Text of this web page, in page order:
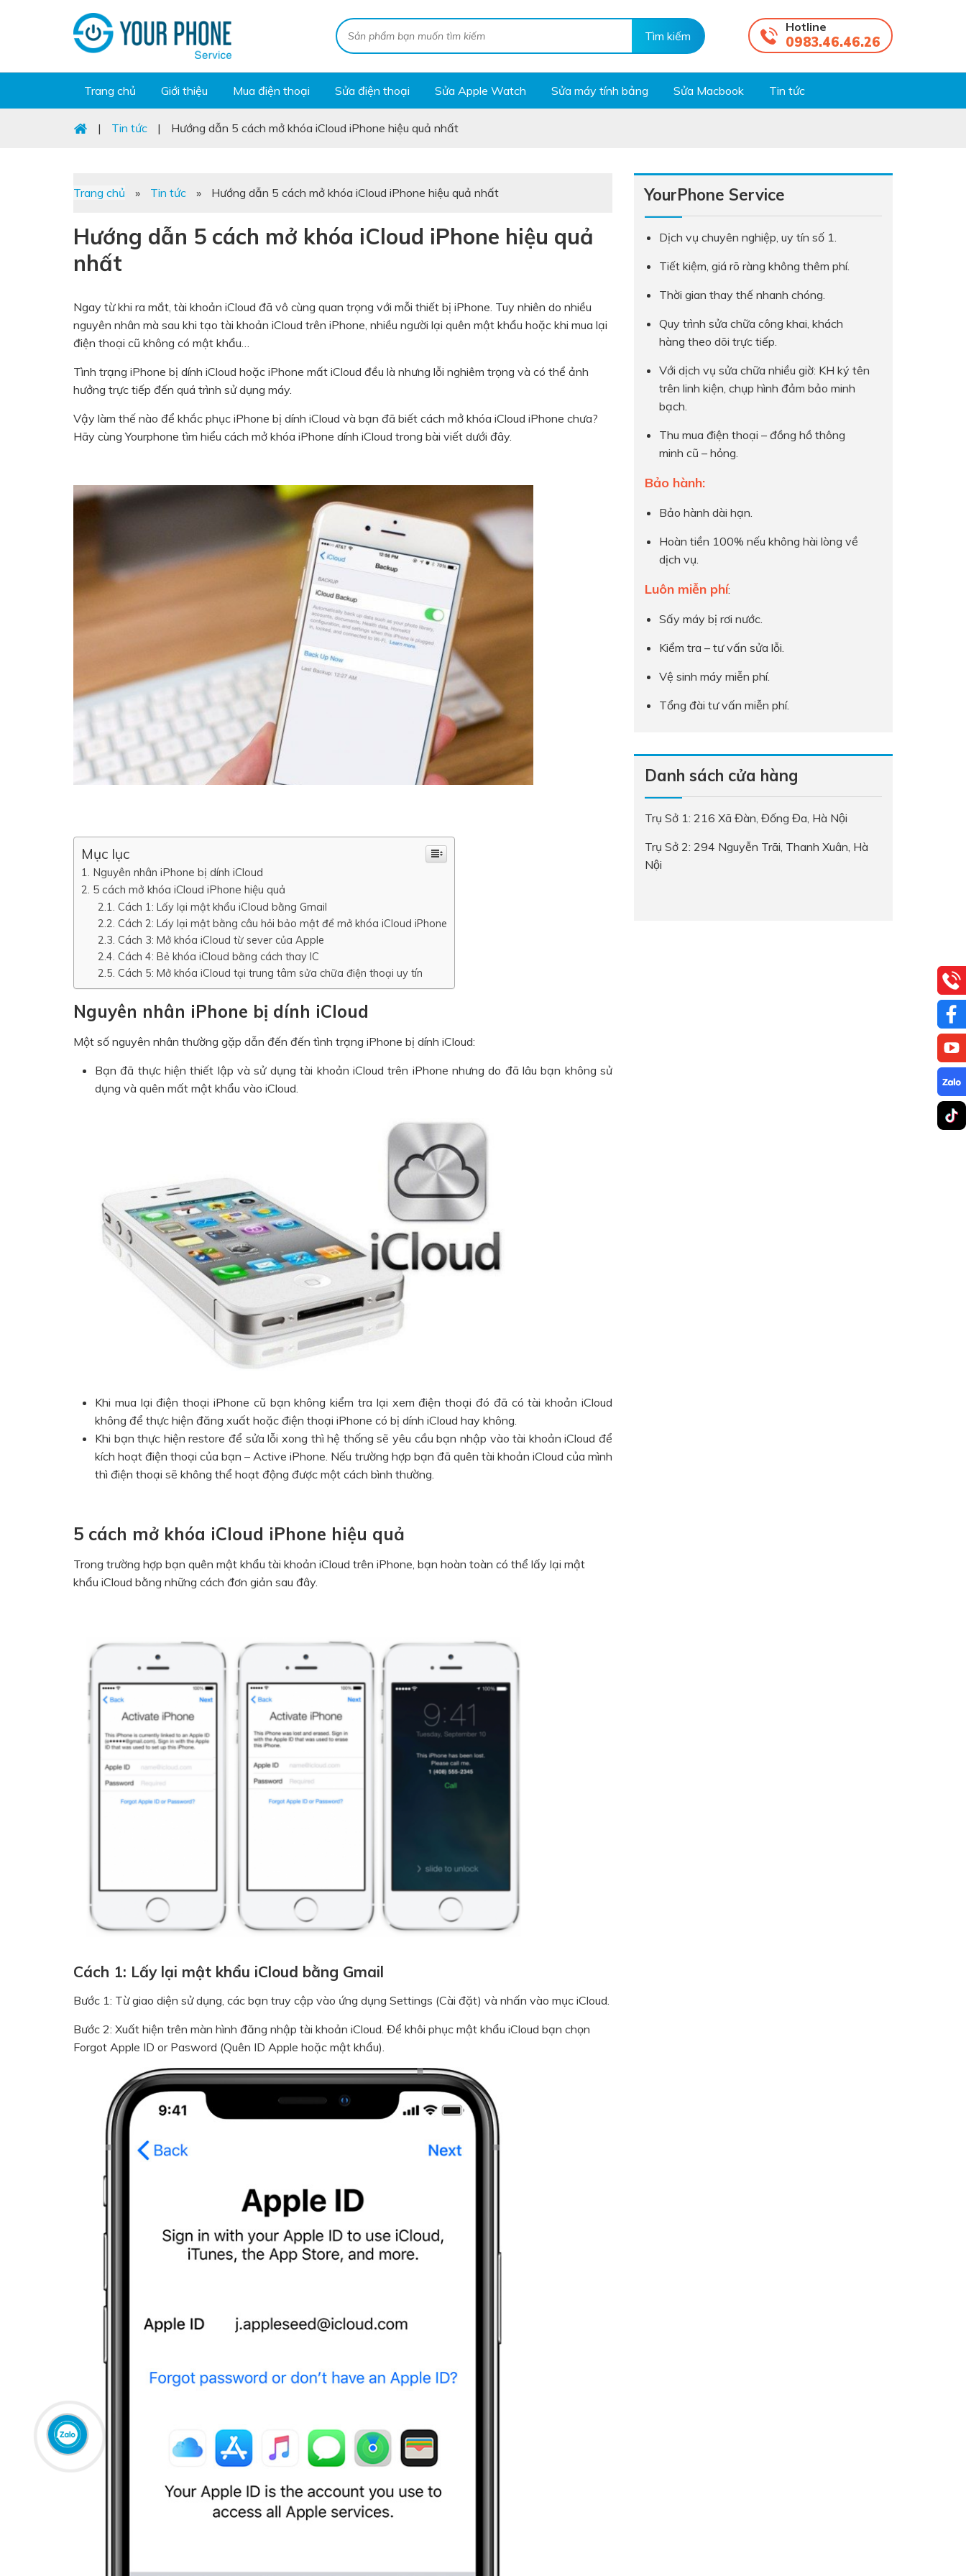
Hotline
0983.46.46.26
Trang chủ Giới thiệu Mua điện thoại Sửa điện thoại Sửa Apple Watch Sửa máy tính bảng Sửa Macbook Tin tức
| Tin tức | Hướng dẫn 5 cách mở khóa iCloud iPhone hiệu quả nhất
Trang chủ » Tin tức » Hướng dẫn 5 cách mở khóa iCloud iPhone hiệu quả nhất
Hướng dẫn 5 cách mở khóa iCloud iPhone hiệu quả
nhất
Ngay từ khi ra mắt, tài khoản iCloud đã vô cùng quan trọng với mỗi thiết bị iPhone. Tuy nhiên do nhiều
nguyên nhân mà sau khi tạo tài khoản iCloud trên iPhone, nhiều người lại quên mật khẩu hoặc khi mua lại
điện thoại cũ không có mật khẩu…
Tình trạng iPhone bị dính iCloud hoặc iPhone mất iCloud đều là nhưng lỗi nghiêm trọng và có thể ảnh
hưởng trực tiếp đến quá trình sử dụng máy.
Vậy làm thế nào để khắc phục iPhone bị dính iCloud và bạn đã biết cách mở khóa iCloud iPhone chưa?
Hãy cùng Yourphone tìm hiểu cách mở khóa iPhone dính iCloud trong bài viết dưới đây.
Mục lục
Nguyên nhân iPhone bị dính iCloud
5 cách mở khóa iCloud iPhone hiệu quả
Cách 1: Lấy lại mật khẩu iCloud bằng Gmail
Cách 2: Lấy lại mật bằng câu hỏi bảo mật để mở khóa iCloud iPhone
Cách 3: Mở khóa iCloud từ sever của Apple
Cách 4: Bẻ khóa iCloud bằng cách thay IC
Cách 5: Mở khóa iCloud tại trung tâm sửa chữa điện thoại uy tín
Nguyên nhân iPhone bị dính iCloud
Một số nguyên nhân thường gặp dẫn đến đến tình trạng iPhone bị dính iCloud:
Bạn đã thực hiện thiết lập và sử dụng tài khoản iCloud trên iPhone nhưng do đã lâu bạn không sử
dụng và quên mất mật khẩu vào iCloud.
Khi mua lại điện thoại iPhone cũ bạn không kiểm tra lại xem điện thoại đó đã có tài khoản iCloud
không để thực hiện đăng xuất hoặc điện thoại iPhone có bị dính iCloud hay không.
Khi bạn thực hiện restore để sửa lỗi xong thì hệ thống sẽ yêu cầu bạn nhập vào tài khoản iCloud để
kích hoạt điện thoại của bạn – Active iPhone. Nếu trường hợp bạn đã quên tài khoản iCloud của mình
thì điện thoại sẽ không thể hoạt động được một cách bình thường.
5 cách mở khóa iCloud iPhone hiệu quả
Trong trường hợp bạn quên mật khẩu tài khoản iCloud trên iPhone, bạn hoàn toàn có thể lấy lại mật
khẩu iCloud bằng những cách đơn giản sau đây.
Cách 1: Lấy lại mật khẩu iCloud bằng Gmail
Bước 1: Từ giao diện sử dụng, các bạn truy cập vào ứng dụng Settings (Cài đặt) và nhấn vào mục iCloud.
Bước 2: ​Xuất hiện trên màn hình đăng nhập tài khoản iCloud. Để khôi phục mật khẩu iCloud bạn chọn
Forgot Apple ID or Pasword (Quên ID Apple hoặc mật khẩu).
YourPhone Service
Dịch vụ chuyên nghiệp, uy tín số 1.
Tiết kiệm, giá rõ ràng không thêm phí.
Thời gian thay thế nhanh chóng.
Quy trình sửa chữa công khai, khách
hàng theo dõi trực tiếp.
Với dịch vụ sửa chữa nhiều giờ: KH ký tên
trên linh kiện, chụp hình đảm bảo minh
bạch.
Thu mua điện thoại – đồng hồ thông
minh cũ – hỏng.
Bảo hành:
Bảo hành dài hạn.
Hoàn tiền 100% nếu không hài lòng về
dịch vụ.
Luôn miễn phí:
Sấy máy bị rơi nước.
Kiểm tra – tư vấn sửa lỗi.
Vệ sinh máy miễn phí.
Tổng đài tư vấn miễn phí.
Danh sách cửa hàng
Trụ Sở 1: 216 Xã Đàn, Đống Đa, Hà Nội
Trụ Sở 2: 294 Nguyễn Trãi, Thanh Xuân, Hà
Nội